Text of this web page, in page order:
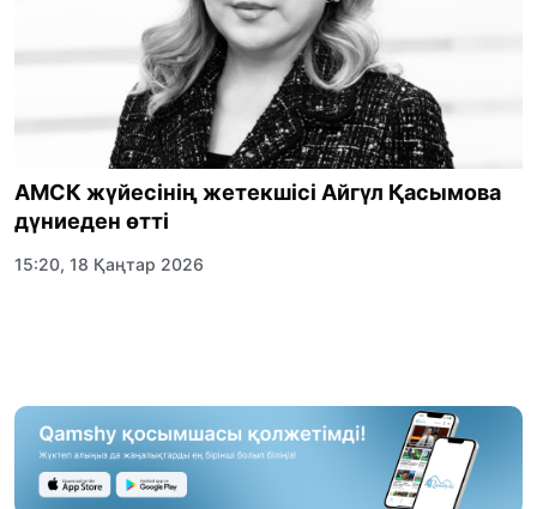
АМСК жүйесінің жетекшісі Айгүл Қасымова
дүниеден өтті
15:20, 18 Қаңтар 2026